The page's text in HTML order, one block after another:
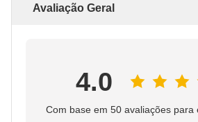
Avaliação Geral
4.0
Com base em 50 avaliações para